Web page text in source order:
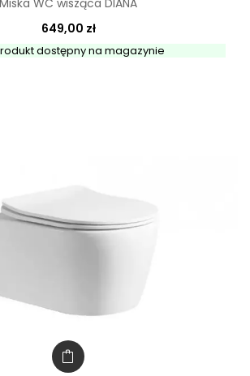
649,00 zł
dostępny na magazynie